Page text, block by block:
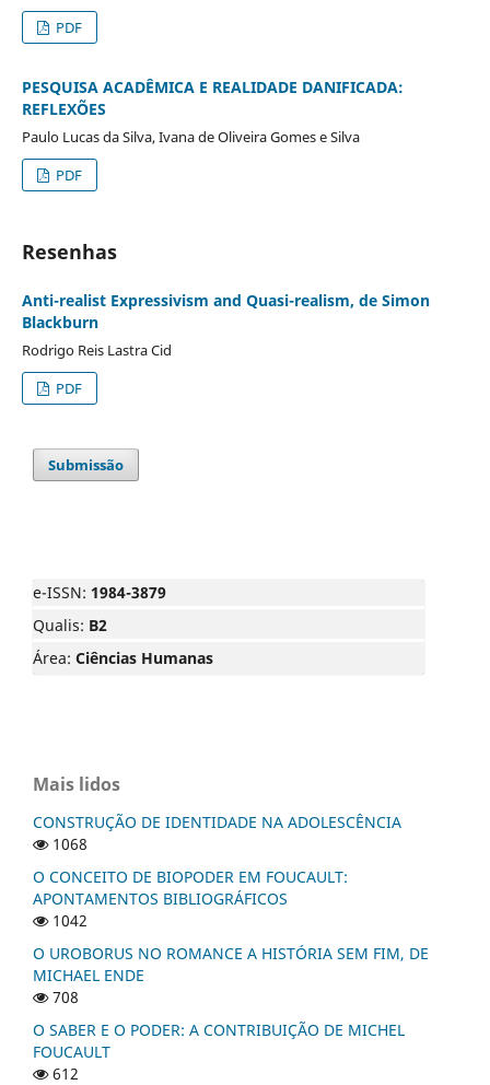
PDF
PESQUISA ACADÊMICA E REALIDADE DANIFICADA:
REFLEXÕES
Paulo Lucas da Silva, Ivana de Oliveira Gomes e Silva
PDF
Resenhas
Anti-realist Expressivism and Quasi-realism, de Simon
Blackburn
Rodrigo Reis Lastra Cid
PDF
Submissão
e-ISSN: 1984-3879
Qualis: B2
Área: Ciências Humanas
Mais lidos
CONSTRUÇÃO DE IDENTIDADE NA ADOLESCÊNCIA
1068
O CONCEITO DE BIOPODER EM FOUCAULT:
APONTAMENTOS BIBLIOGRÁFICOS
1042
O UROBORUS NO ROMANCE A HISTÓRIA SEM FIM, DE
MICHAEL ENDE
708
O SABER E O PODER: A CONTRIBUIÇÃO DE MICHEL
FOUCAULT
612